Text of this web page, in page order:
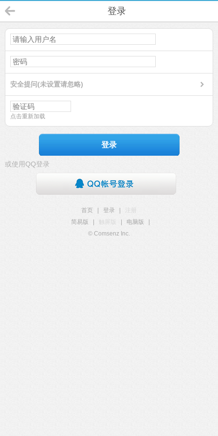
登录
安全提问(未设置请忽略)
点击重新加载
登录
或使用QQ登录
首页 登录
注册
简易版
触屏版 电脑版
© Comsenz Inc.